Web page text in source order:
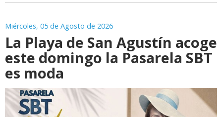
Miércoles, 05 de Agosto de 2026
La Playa de San Agustín acoge
este domingo la Pasarela SBT
es moda